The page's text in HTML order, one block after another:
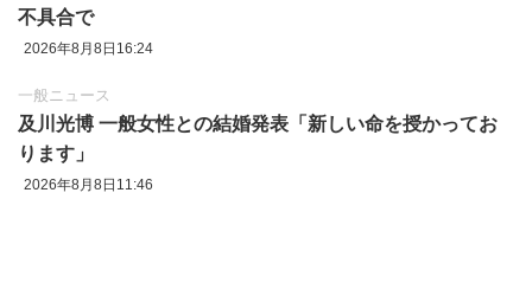
不具合で
2026年8月8日16:24
一般ニュース
及川光博 一般女性との結婚発表「新しい命を授かってお
ります」
2026年8月8日11:46